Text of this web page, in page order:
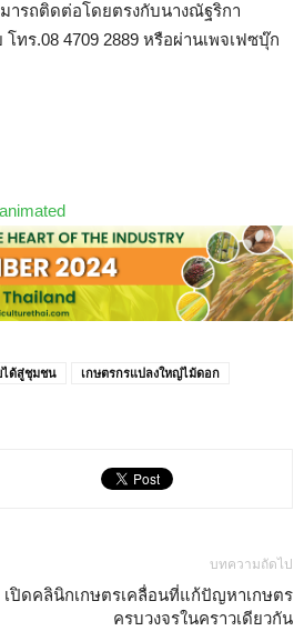
ารถติดต่อโดยตรงกับนางณัฐริกา
ทร.08 4709 2889 หรือผ่านเพจเฟซบุ๊ก
ได้สู่ชุมชน
เกษตรกรแปลงใหญ่ไม้ดอก
บทความถัดไป
เปิดคลินิกเกษตรเคลื่อนที่แก้ปัญหาเกษตร
ครบวงจรในคราวเดียวกัน